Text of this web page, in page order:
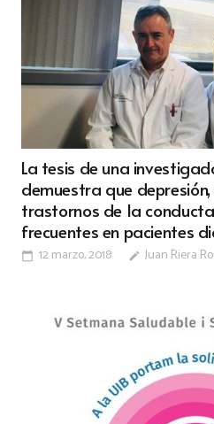
La tesis de una
demuestra que
trastornos de la
frecuentes en pacientes
calendar_today 12 marzo, 2018 edit Juan Riera